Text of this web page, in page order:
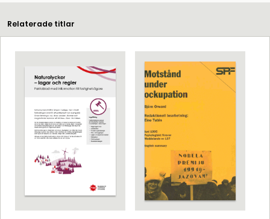
Relaterade titlar